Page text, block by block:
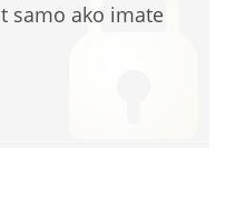
samo ako imate